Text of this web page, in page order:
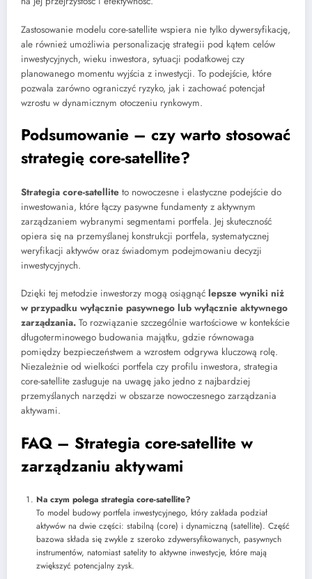
Zastosowanie modelu core-satellite wspiera nie tylko dywersyfikację,
ale również umożliwia personalizację strategii pod kątem celów
inwestycyjnych, wieku inwestora, sytuacji podatkowej czy
planowanego momentu wyjścia z inwestycji. To podejście, które
pozwala zarówno ograniczyć ryzyko, jak i zachować potencjał
wzrostu w dynamicznym otoczeniu rynkowym.
Podsumowanie – czy warto stosować
strategię core-satellite?
Strategia core-satellite to nowoczesne i elastyczne podejście do
inwestowania, które łączy pasywne fundamenty z aktywnym
zarządzaniem wybranymi segmentami portfela. Jej skuteczność
opiera się na przemyślanej konstrukcji portfela, systematycznej
weryfikacji aktywów oraz świadomym podejmowaniu decyzji
inwestycyjnych.
Dzięki tej metodzie inwestorzy mogą osiągnąć lepsze wyniki niż
w przypadku wyłącznie pasywnego lub wyłącznie aktywnego
zarządzania. To rozwiązanie szczególnie wartościowe w kontekście
długoterminowego budowania majątku, gdzie równowaga
pomiędzy bezpieczeństwem a wzrostem odgrywa kluczową rolę.
Niezależnie od wielkości portfela czy profilu inwestora, strategia
core-satellite zasługuje na uwagę jako jedno z najbardziej
przemyślanych narzędzi w obszarze nowoczesnego zarządzania
aktywami.
FAQ – Strategia core-satellite w
zarządzaniu aktywami
Na czym polega strategia core-satellite?
To model budowy portfela inwestycyjnego, który zakłada podział
aktywów na dwie części: stabilną (core) i dynamiczną (satellite). Część
bazowa składa się zwykle z szeroko zdywersyfikowanych, pasywnych
instrumentów, natomiast satelity to aktywne inwestycje, które mają
zwiększyć potencjalny zysk.